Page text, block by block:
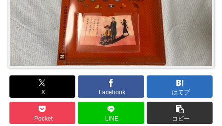
X Facebook はてブ
Pocket LINE コピー